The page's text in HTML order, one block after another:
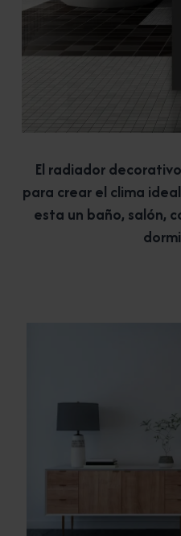
El radiador
para crear el clima
esta un baño, salón,